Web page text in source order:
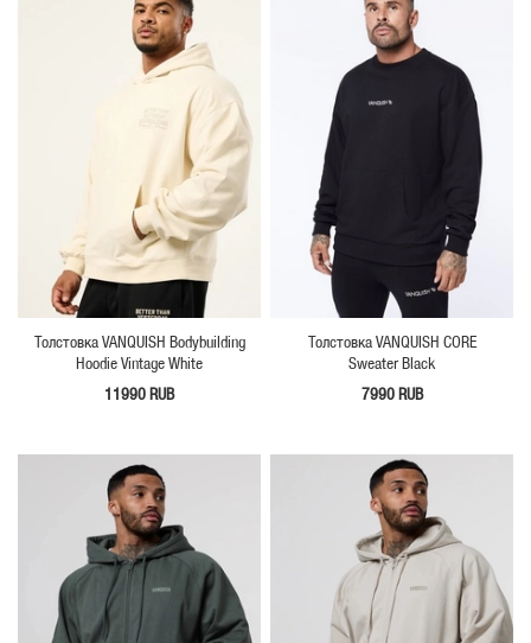
Толстовка VANQUISH Bodybuilding
Hoodie Vintage White
11990 RUB
Толстовка VANQUISH CORE
Sweater Black
7990 RUB